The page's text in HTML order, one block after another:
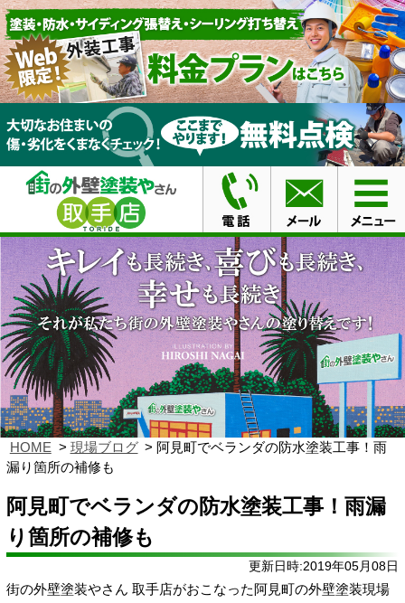
HOME 現場ブログ
阿見町でベランダの防水塗装工事！雨
漏り箇所の補修も
阿見町でベランダの防水塗装工事！雨漏
り箇所の補修も
更新日時:2019年05月08日
街の外壁塗装やさん 取手店がおこなった阿見町の外壁塗装現場